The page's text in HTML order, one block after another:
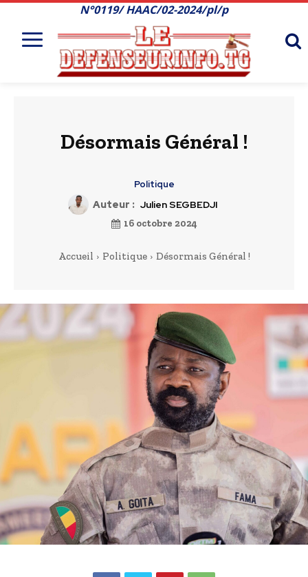
N°0119/ HAAC/02-2024/pl/p
Désormais Général !
Politique
Auteur : Julien SEGBEDJI
16 octobre 2024
Accueil Politique Désormais Général !